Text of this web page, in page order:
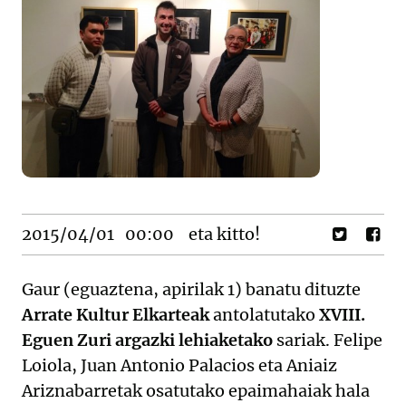
2015/04/01 00:00 eta kitto!
Gaur (eguaztena, apirilak 1) banatu dituzte
Arrate Kultur Elkarteakantolatutako XVIII.
Eguen Zuri argazki lehiaketako sariak. Felipe
Loiola, Juan Antonio Palacios eta Aniaiz
Ariznabarretak osatutako epaimahaiak hala